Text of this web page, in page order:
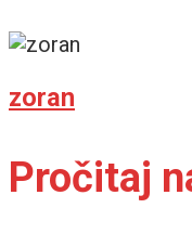
zoran
Pročitaj